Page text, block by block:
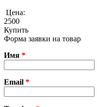
Цена:
2500
Купить
Форма заявки на товар
Имя *
Email *